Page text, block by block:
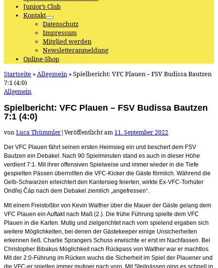
Junior’s Club
Kontakt
Datenschutz
Impressum
Mitglied werden
Newsletteranmeldung
Online-Shop
Startseite »Allgemein »Spielbericht: VFC Plauen – FSV Budissa Bautzen
7:1 (4:0)
Allgemein
Spielbericht: VFC Plauen – FSV Budissa Bautzen
7:1 (4:0)
vonLuca Thümmler|Veröffentlicht am 11. September 2022
Der VFC Plauen fährt seinen ersten Heimsieg ein und beschert dem FSV
Bautzen ein Debakel. Nach 90 Spielminuten stand es auch in dieser Höhe
verdient 7:1. Mit ihrer offensiven Spielweise und immer wieder in die Tiefe
gespielten Pässen überrollten die VFC-Kicker die Gäste förmlich. Während die
Gelb-Schwarzen erleichtert den Kantersieg feierten, wirkte Ex-VFC-Torhüter
Ondřej Čáp nach dem Debakel ziemlich „angefressen“.
Mit einem Freistoßtor von Kevin Walther über die Mauer der Gäste gelang dem
VFC Plauen ein Auftakt nach Maß (2.). Die frühe Führung spielte dem VFC
Plauen in die Karten. Mutig und zielgerichtet nach vorn spielend ergaben sich
weitere Möglichkeiten, bei denen der Gästekeeper einige Unsicherheiten
erkennen ließ. Charlie Sprangers Schuss erwischte er erst im Nachfassen. Bei
Christopher Bibakus Möglichkeit nach Rückpass von Walther war er machtlos.
Mit der 2:0-Führung im Rücken wuchs die Sicherheit im Spiel der Plauener und
die VFC-er spielten immer mutiger nach vorn. Mit Steilpässen ging es schnell in